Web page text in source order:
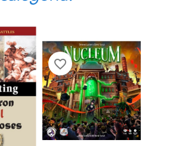
favorite_border